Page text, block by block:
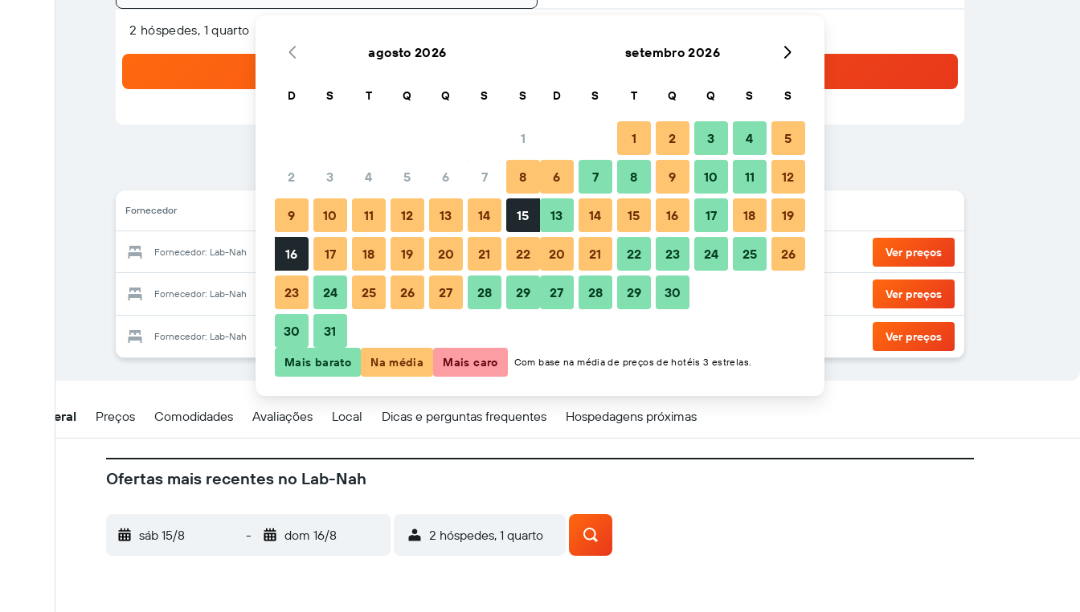
2 hóspedes, 1 quarto
Fornecedor
Fornecedor: Lab-Nah Ver preços
Fornecedor: Lab-Nah Ver preços
Fornecedor: Lab-Nah Ver preços
Visão geral Preços Comodidades Avaliações Local Dicas e perguntas frequentes Hospedagens próximas
Ofertas mais recentes no Lab-Nah
sáb 15/8 - dom 16/8 2 hóspedes, 1 quarto
agosto 2026
D S T Q Q S S
1
2 3 4 5 6 7 8
9 10 11 12 13 14 15
16 17 18 19 20 21 22
23 24 25 26 27 28 29
30 31
setembro 2026
D S T Q Q S S
1 2 3 4 5
6 7 8 9 10 11 12
13 14 15 16 17 18 19
20 21 22 23 24 25 26
27 28 29 30
Mais barato Na média Mais caro Com base na média de preços de hotéis 3 estrelas.